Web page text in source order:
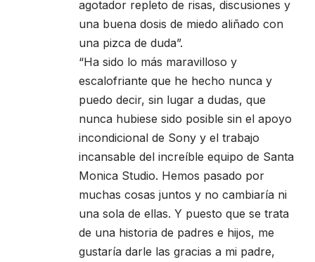
agotador repleto de risas, discusiones y
una buena dosis de miedo aliñado con
una pizca de duda”.
“Ha sido lo más maravilloso y
escalofriante que he hecho nunca y
puedo decir, sin lugar a dudas, que
nunca hubiese sido posible sin el apoyo
incondicional de Sony y el trabajo
incansable del increíble equipo de Santa
Monica Studio. Hemos pasado por
muchas cosas juntos y no cambiaría ni
una sola de ellas. Y puesto que se trata
de una historia de padres e hijos, me
gustaría darle las gracias a mi padre,